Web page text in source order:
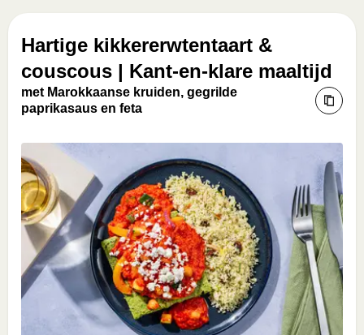
Hartige kikkererwtentaart &
couscous | Kant-en-klare maaltijd
met Marokkaanse kruiden, gegrilde
paprikasaus en feta